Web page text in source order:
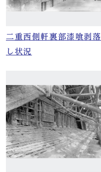
二重西側軒裏部漆喰剥落
し状況